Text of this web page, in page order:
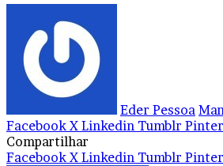
Eder Pessoa
Facebook X Linkedin Tumblr
Compartilhar
Facebook X Linkedin Tumblr